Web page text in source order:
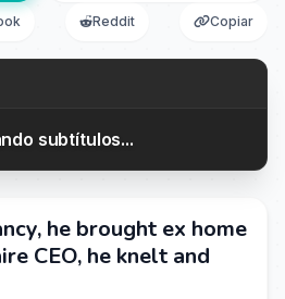
Reddit Copiar
subtítulos...
he brought ex home
CEO, he knelt and